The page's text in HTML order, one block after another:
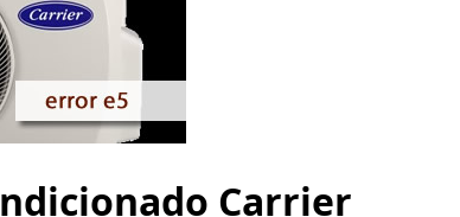
Carrier